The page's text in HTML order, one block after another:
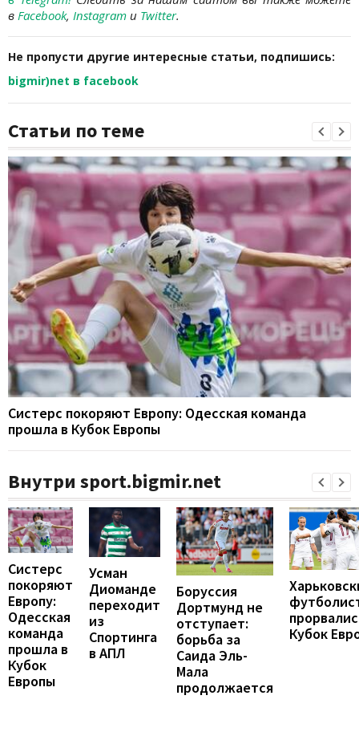
в Facebook, Instagram и Twitter.
Не пропусти другие интересные статьи, подпишись:
bigmir)net в facebook
Статьи по теме
Систерс покоряют Европу: Одесская команда
прошла в Кубок Европы
Внутри sport.bigmir.net
Систерс
покоряют
Европу:
Одесская
команда
прошла в
Кубок
Европы
Усман
Диоманде
переходит
из
Спортинга
в АПЛ
Боруссия
Дортмунд не
отступает:
борьба за
Саида Эль-
Мала
продолжается
Кубок